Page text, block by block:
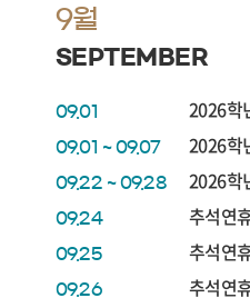
9월
SEPTEMBER
09.01 2026학
09.01 ~ 09.07 2026학
09.22 ~ 09.28 2026학
09.24 추석연
09.25 추석연
09.26 추석연